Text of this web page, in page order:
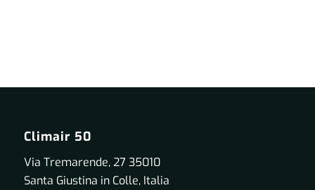
Climair 50
Via Tremarende, 27 35010
Santa Giustina in Colle, Italia